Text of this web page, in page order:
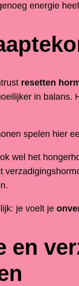
energie
resetten
in balans.
spelen hier
wel het
je voelt je
en